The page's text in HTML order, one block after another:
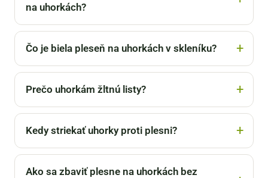
na uhorkách?
Čo je biela pleseň na uhorkách v skleníku?
Prečo uhorkám žltnú listy?
Kedy striekať uhorky proti plesni?
Ako sa zbaviť plesne na uhorkách bez